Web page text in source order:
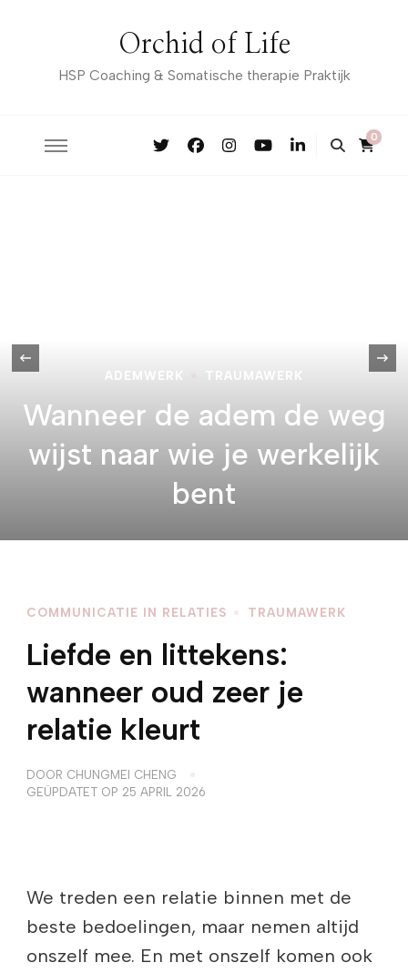
Orchid of Life
HSP Coaching & Somatische therapie Praktijk
0
ADEMWERK TRAUMAWERK
Wanneer de adem de weg
wijst naar wie je werkelijk
bent
COMMUNICATIE IN RELATIES TRAUMAWERK
Liefde en littekens:
wanneer oud zeer je
relatie kleurt
DOOR CHUNGMEI CHENG
GEÜPDATET OP 25 APRIL 2026
We treden een relatie binnen met de
beste bedoelingen, maar nemen altijd
onszelf mee. En met onszelf komen ook